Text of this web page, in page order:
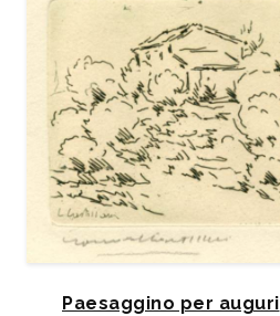
Paesaggino per auguri